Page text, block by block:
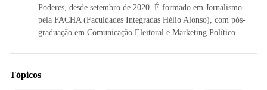
Poderes, desde setembro de 2020. É formado em Jornalismo
pela FACHA (Faculdades Integradas Hélio Alonso), com pós-
graduação em Comunicação Eleitoral e Marketing Político.
Tópicos